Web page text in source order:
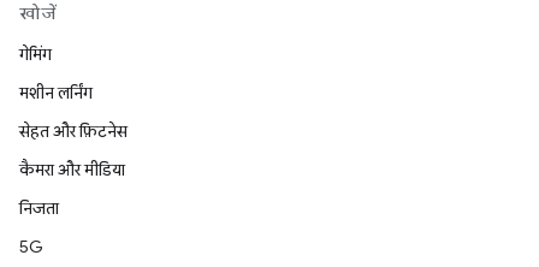
खोजें
गेमिंग
मशीन लर्निंग
सेहत और फ़िटनेस
कैमरा और मीडिया
निजता
5G